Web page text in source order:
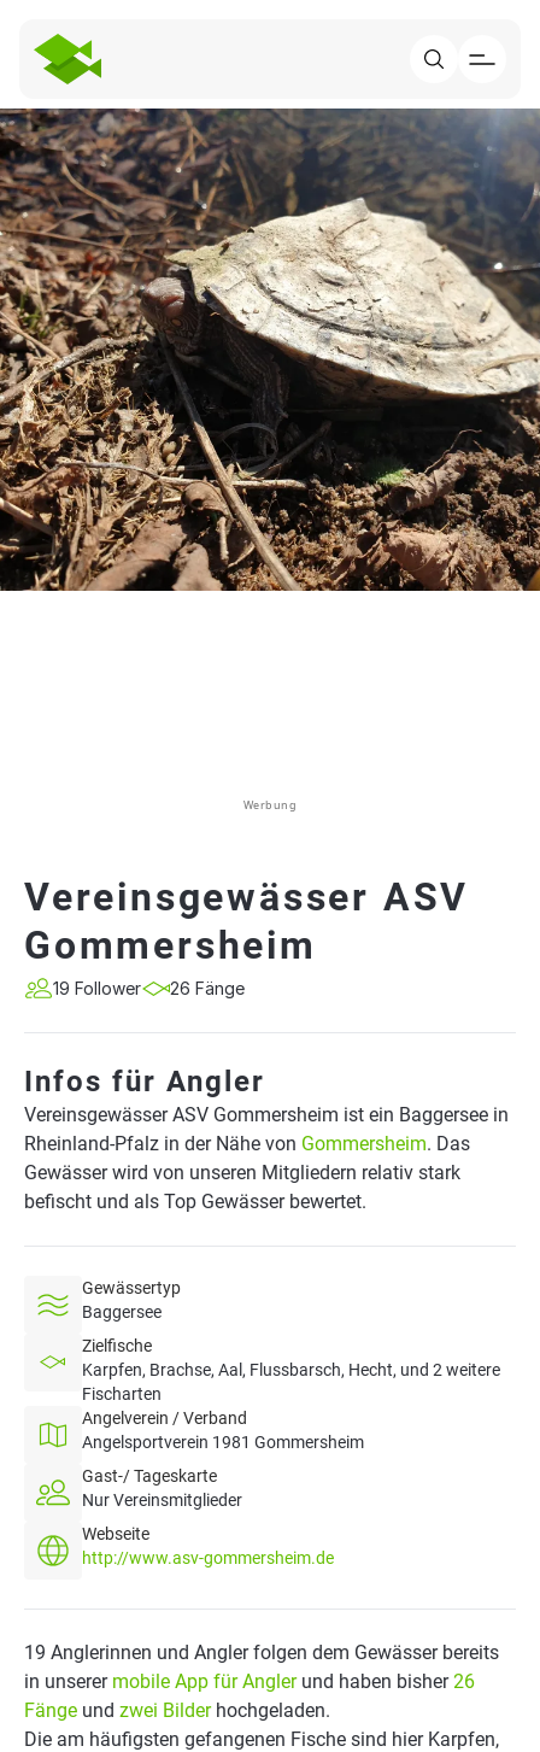
Werbung
Vereinsgewässer ASV
Gommersheim
19 Follower 26 Fänge
Infos für Angler
Vereinsgewässer ASV Gommersheim ist ein Baggersee in
Rheinland-Pfalz in der Nähe von Gommersheim. Das
Gewässer wird von unseren Mitgliedern relativ stark
befischt und als Top Gewässer bewertet.
Gewässertyp
Baggersee
Zielfische
Karpfen, Brachse, Aal, Flussbarsch, Hecht, und 2 weitere
Fischarten
Angelverein / Verband
Angelsportverein 1981 Gommersheim
Gast-/ Tageskarte
Nur Vereinsmitglieder
Webseite
http://www.asv-gommersheim.de
19 Anglerinnen und Angler folgen dem Gewässer bereits
in unserer mobile App für Anglerund haben bisher26
Fänge und zwei Bilderhochgeladen.
Die am häufigsten gefangenen Fische sind hier Karpfen,